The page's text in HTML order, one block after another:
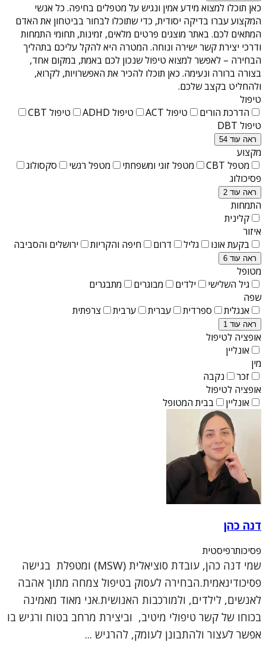
כאן תוכלו למצוא מידע אמין ונגיש על מטפלים בחיפה. כל אנשי
המקצוע עברו בדיקה יסודית, כדי שתוכלו לבחור בביטחון את האדם
המתאים לכם. באתר מוצגים פרטים מלאים, זמינות, תחומי התמחות
ודרכי יצירת קשר ישירה ונוחה. המטרה היא להקל עליכם בתהליך
הבחירה – לאפשר למצוא טיפול שנכון לכם באמת, במקום אחד,
בצורה ברורה ונעימה. כאן תוכלו להכיר את האפשרויות, לקרוא,
ולהחליט בקצב שלכם.
טיפול
הדרכת הורים
טיפול ACT טיפול ADHD
טיפול CBT
טיפול DBT
ראה עוד 54
מקצוע
מטפל CBT
מטפל זוגי ומשפחתי מטפל רגשי
סקסולוג
פסיכולוג
ראה עוד 2
התמחות
קלינית
איזור
בקעת אונו
גליל דרום חיפה והקריות ירושלים והסביבה
ראה עוד 6
מטופל
גיל השלישי
ילדים מבוגרים
מתבגרים
שפה
אנגלית
ספרדית עברית ערבית צרפתית
ראה עוד 1
אופציה לטיפול
אונליין
מין
זכר
נקבה
אופציה לטיפול
אונליין
בבית המטופל
דנה כהן
פסיכותרפיסטית
שמי דנה כהן, עובדת סוציאלית (MSW) ומטפלת בגישה
פסיכודינאמית.הבחירה לעסוק בטיפול צמחה מתוך אהבה
לאנשים, לילדים, ולמורכבות האנושית.אני מאוד מאמינה
בכוחו של קשר טיפולי מיטיב, וביצירת מרחב בטוח ורגיש בו
אפשר לעצור ולהתבונן לעומק, להרגיש ...